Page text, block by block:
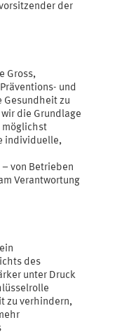
der
Gross,
und
Gesundheit zu
die Grundlage
möglichst
individuelle,
von Betrieben
Verantwortung
des
unter Druck
zu verhindern,